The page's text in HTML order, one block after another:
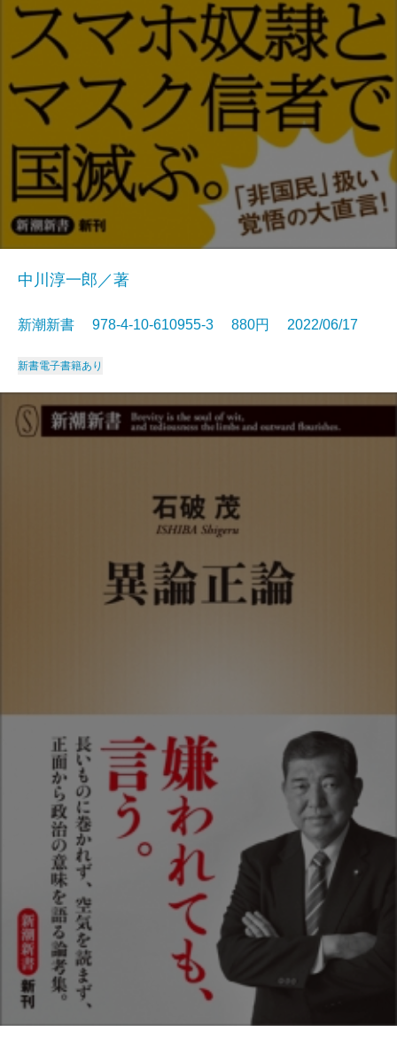
中川淳一郎／著
新潮新書 978-4-10-610955-3 880円 2022/06/17
新書電子書籍あり